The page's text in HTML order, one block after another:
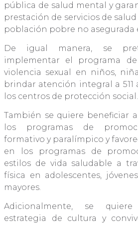
pública de salud mental y
prestación de servicios de
población pobre no
De igual manera, se
implementar el programa
violencia sexual en niños,
brindar atención integral a 511
los centros de protección
También se quiere beneficiar
los programas de
formativo y paralímpico y
en los programas de
estilos de vida saludable a
física en adolescentes,
mayores.
Adicionalmente, se
estrategia de cultura y